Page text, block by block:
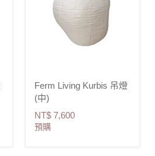
Ferm Living Kurbis 吊燈
(中)
NT$ 7,600
預購